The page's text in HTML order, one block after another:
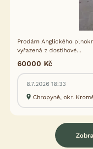
Prodám Anglického
vyřazená z dostihové...
60000 Kč
8.7.2026 18:33
Chropyně, okr.